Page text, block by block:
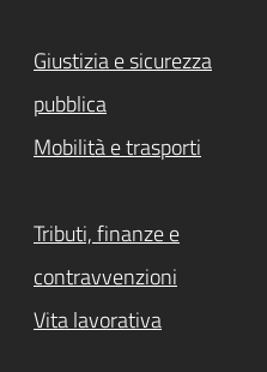
Giustizia e sicurezza
pubblica
Mobilità e trasporti
Tributi, finanze e
contravvenzioni
Vita lavorativa